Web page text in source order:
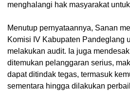
menghalangi hak masyarakat
Menutup pernyataannya, Sanan
Komisi IV Kabupaten Pandeglang
melakukan audit. Ia juga
ditemukan pelanggaran serius,
dapat ditindak tegas, termasuk
sementara hingga dilakukan